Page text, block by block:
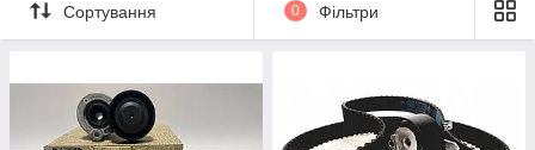
Сортування 0 Фільтри